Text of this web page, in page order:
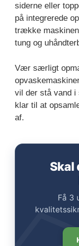
siderne eller
på integrerede
trække
tung og
Vær særligt
vil der stå vand i
klar til at
af.
Skal
Få 3